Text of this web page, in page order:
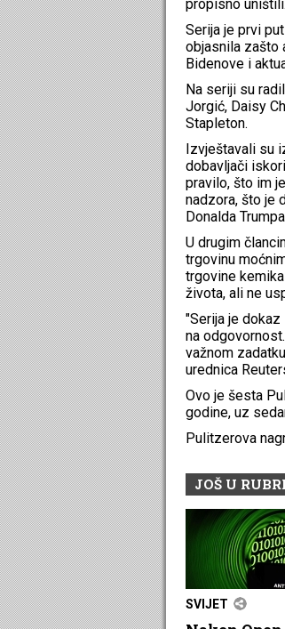
propisno uništili.
Serija je prvi
objasnila zašto
Bidenove i
Na seriji su
Jorgić, Daisy
Stapleton.
Izvještavali su
dobavljači
pravilo, što im
nadzora, što je
Donalda
U drugim
trgovinu
trgovine
života, ali ne
"Serija je
na
važnom
urednica
Ovo je šesta
godine, uz
Pulitzerova
JOŠ U
SVIJET